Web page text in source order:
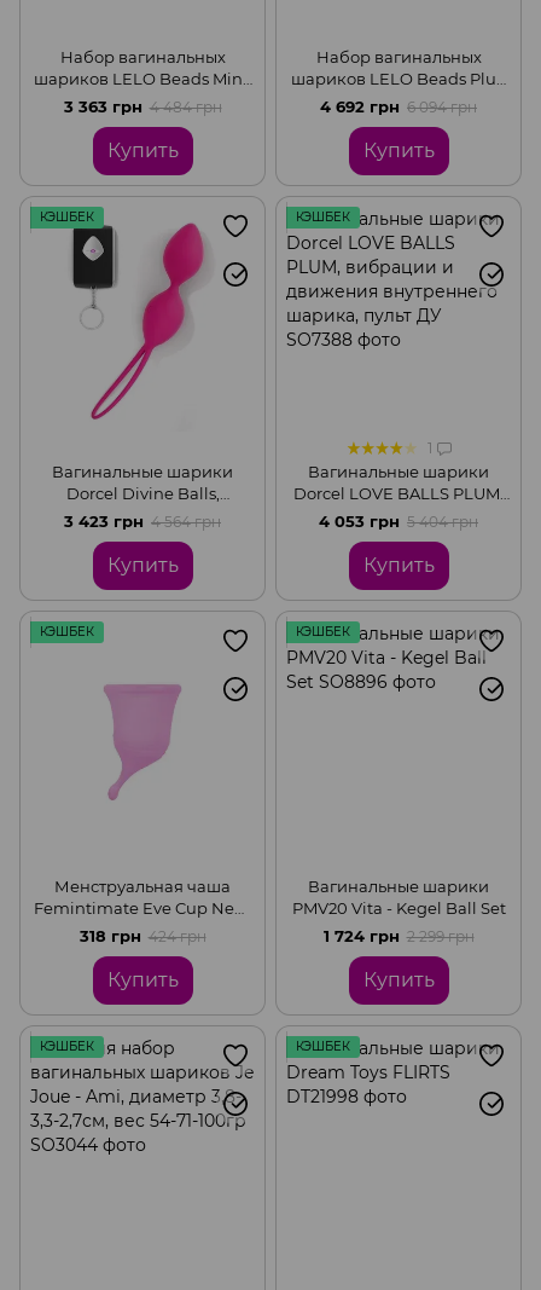
Набор вагинальных
шариков LELO Beads Mini,
диаметр 2,9 см,
изменяемая нагрузка, 2х28
и 2х37 г
3 363 грн 4 484 грн
Купить
Набор вагинальных
шариков LELO Beads Plus,
диаметр 3,5 см,
изменяемая нагрузка,
2х28, 2х37 и 2х60 г
4 692 грн 6 094 грн
Купить
КЭШБЕК
Вагинальные шарики
Dorcel Divine Balls,
диаметр 3,5 см, масса 91г
3 423 грн 4 564 грн
Купить
КЭШБЕК
1
Вагинальные шарики
Dorcel LOVE BALLS PLUM,
вибрации и движения
внутреннего шарика, пульт
ДУ
4 053 грн 5 404 грн
Купить
КЭШБЕК
Менструальная чаша
Femintimate Eve Cup New,
объем — 35 мл,
эргономичный дизайн
318 грн 424 грн
Купить
КЭШБЕК
Вагинальные шарики
PMV20 Vita - Kegel Ball Set
1 724 грн 2 299 грн
Купить
КЭШБЕК КЭШБЕК